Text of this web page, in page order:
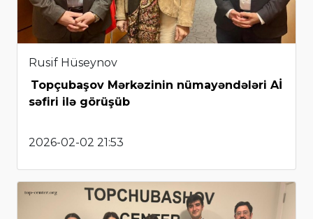
Rusif Hüseynov
Topçubaşov Mərkəzinin nümayəndələri Aİ
səfiri ilə görüşüb
2026-02-02 21:53